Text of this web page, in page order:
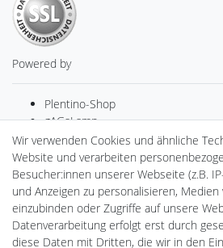
Powered by
Plentino-Shop
gAGaLamp
Drohnenstore24
Cardanlight-Shop
Batteriespeicher
PlentiSolar
Gebrauchtlicht
Ledkauf
DEYESOLAR
Wir verwenden Cookies und ähnliche
Website und verarbeiten
Besucher:innen unserer Webseite (z.B.
und Anzeigen zu personalisieren,
einzubinden oder Zugriffe auf unsere
Datenverarbeitung erfolgt erst durch
diese Daten mit Dritten, die wir in den